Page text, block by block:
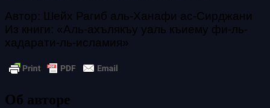
Автор: Шейх Рагиб аль-Ханафи ас-Сирджани
Из книги: «Аль-ахълякъу уаль къиему фи-ль-
хадарати-ль-исламия»
Об авторе